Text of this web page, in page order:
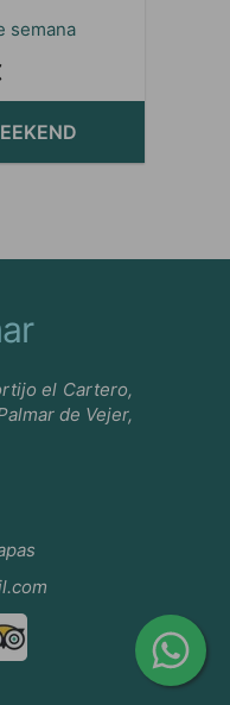
semana
el Cartero,
de Vejer,